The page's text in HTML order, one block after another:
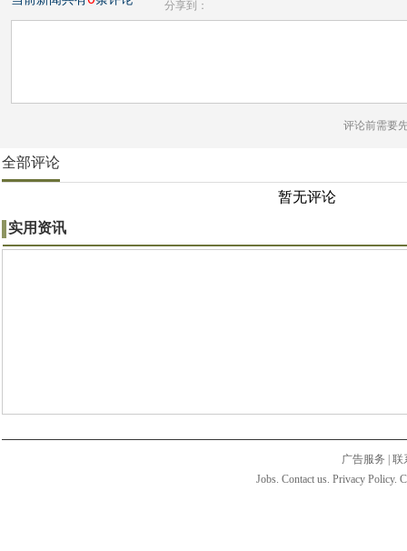
分享到：
评论前需要
全部评论
暂无评论
实用资讯
广告服务
联
Jobs. Contact us. Privacy Policy.